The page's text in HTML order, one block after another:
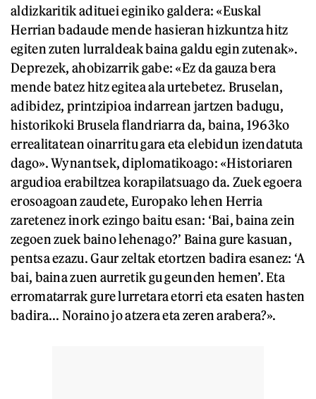
aldizkaritik adituei eginiko galdera: «Euskal
Herrian badaude mende hasieran hizkuntza hitz
egiten zuten lurraldeak baina galdu egin zutenak».
Deprezek, ahobizarrik gabe: «Ez da gauza bera
mende batez hitz egitea ala urtebetez. Bruselan,
adibidez, printzipioa indarrean jartzen badugu,
historikoki Brusela flandriarra da, baina, 1963ko
errealitatean oinarritu gara eta elebidun izendatuta
dago». Wynantsek, diplomatikoago: «Historiaren
argudioa erabiltzea korapilatsuago da. Zuek egoera
erosoagoan zaudete, Europako lehen Herria
zaretenez inork ezingo baitu esan: ‘Bai, baina zein
zegoen zuek baino lehenago?’ Baina gure kasuan,
pentsa ezazu. Gaur zeltak etortzen badira esanez: ‘A
bai, baina zuen aurretik gu geunden hemen’. Eta
erromatarrak gure lurretara etorri eta esaten hasten
badira... Noraino jo atzera eta zeren arabera?».